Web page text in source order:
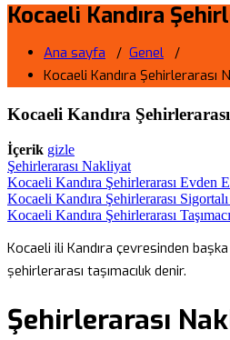
Kocaeli Kandıra
Ana sayfa / Genel /
Kocaeli Kandıra Şehirlerarası
Kocaeli Kandıra
İçerik gizle
Şehirlerarası Nakliyat
Kocaeli Kandıra Şehirlerarası Evden
Kocaeli Kandıra Şehirlerarası Sigortalı
Kocaeli Kandıra Şehirlerarası
Kocaeli ili Kandıra çevresinden
şehirlerarası taşımacılık denir.
Şehirlerarası